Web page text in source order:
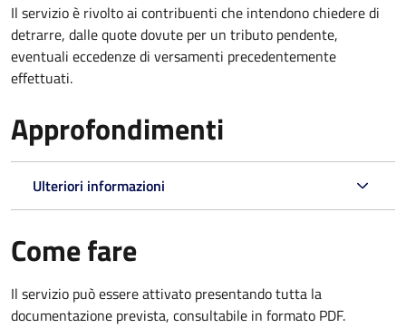
Il servizio è rivolto ai contribuenti che intendono chiedere di
detrarre, dalle quote dovute per un tributo pendente,
eventuali eccedenze di versamenti precedentemente
effettuati.
Approfondimenti
Ulteriori informazioni
Come fare
Il servizio può essere attivato presentando tutta la
documentazione prevista, consultabile in formato PDF.